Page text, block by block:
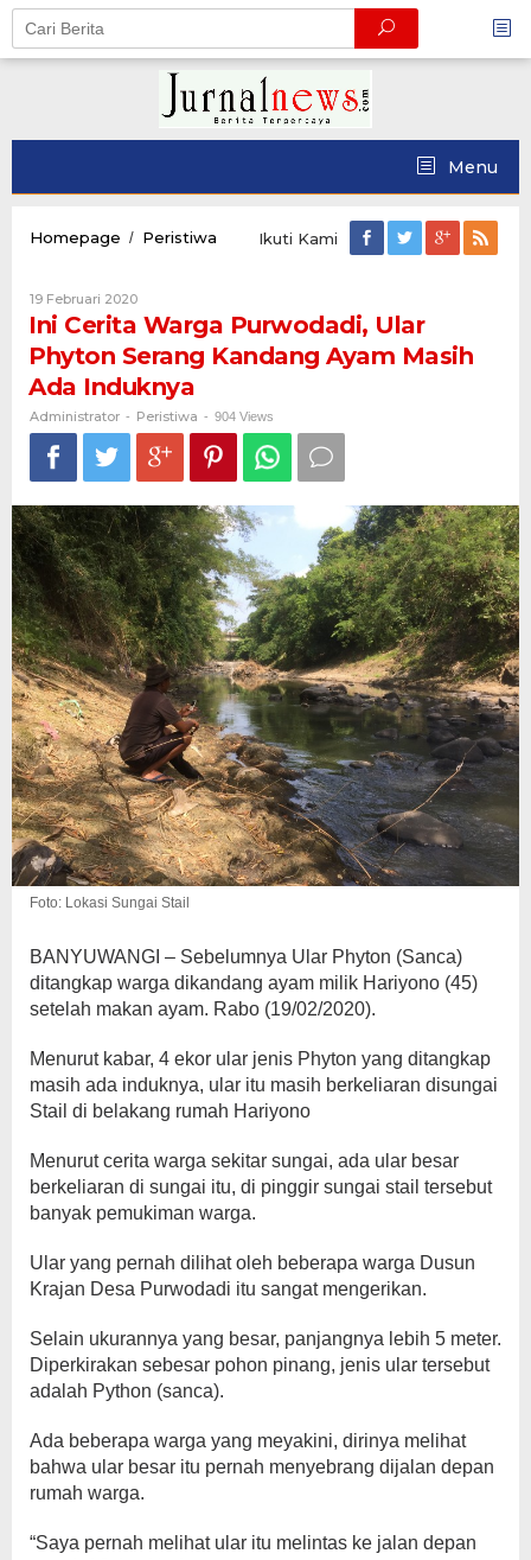
Skip
content
Menu
Homepage / Peristiwa
Ular
Serang
Ada
Induknya
Ikuti Kami
19 Februari 2020Oleh
Administrator
Ini Cerita Warga Purwodadi, Ular
Phyton Serang Kandang Ayam Masih
Ada Induknya
Administrator - Peristiwa - 904 Views
Foto: Lokasi Sungai Stail
BANYUWANGI – Sebelumnya Ular Phyton (Sanca)
ditangkap warga dikandang ayam milik Hariyono (45)
setelah makan ayam. Rabo (19/02/2020).
Menurut kabar, 4 ekor ular jenis Phyton yang ditangkap
masih ada induknya, ular itu masih berkeliaran disungai
Stail di belakang rumah Hariyono
Menurut cerita warga sekitar sungai, ada ular besar
berkeliaran di sungai itu, di pinggir sungai stail tersebut
banyak pemukiman warga.
Ular yang pernah dilihat oleh beberapa warga Dusun
Krajan Desa Purwodadi itu sangat mengerikan.
Selain ukurannya yang besar, panjangnya lebih 5 meter.
Diperkirakan sebesar pohon pinang, jenis ular tersebut
adalah Python (sanca).
Ada beberapa warga yang meyakini, dirinya melihat
bahwa ular besar itu pernah menyebrang dijalan depan
rumah warga.
“Saya pernah melihat ular itu melintas ke jalan depan